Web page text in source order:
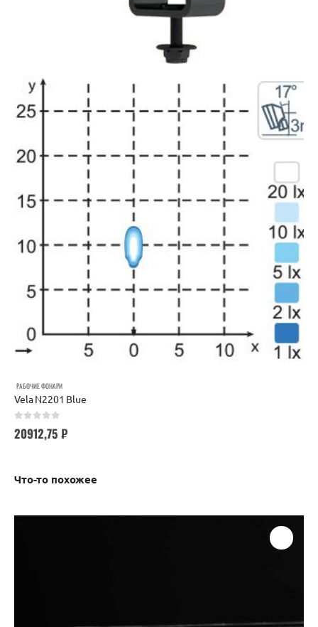
РАБОЧИЕ ФОНАРИ
Vela N2201 Blue
20912,75 ₽
Что-то похожее